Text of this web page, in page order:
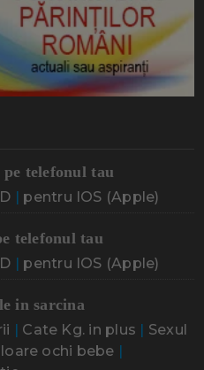
telefonul tau
| pentru IOS (Apple)
telefonul tau
| pentru IOS (Apple)
in sarcina
| Cate Kg. in plus | Sexul
ochi bebe |